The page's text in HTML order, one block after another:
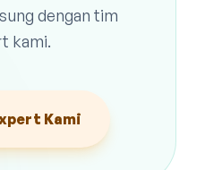
dengan tim
kami.
Kami